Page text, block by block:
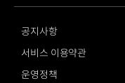
journal
공지사항
서비스 이용약관
운영정책